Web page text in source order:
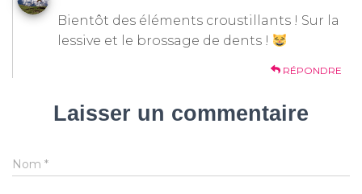
Bientôt des éléments croustillants ! Sur la
lessive et le brossage de dents !
RÉPONDRE
Laisser un commentaire
Nom *